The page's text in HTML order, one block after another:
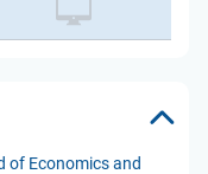
of Economics and